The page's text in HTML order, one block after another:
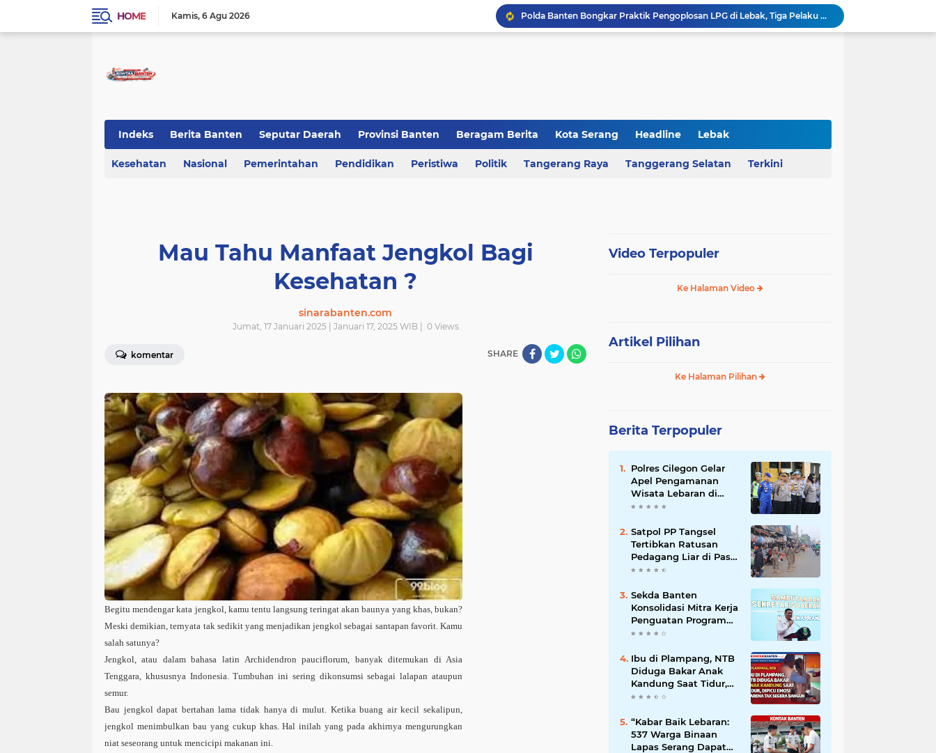
HOME Kamis 6 Agu 2026
Polda Banten Bongkar Praktik Pengoplosan LPG di Lebak, Tiga Pelaku Diciduk
Kejati Banten Geledah Kantor PT ABM, Usut Dugaan Korupsi Program Banten Berkurban 2023
Sekda Serang Dorong Penempatan ASN Berbasis Kinerja Lewat Sistem Manajemen Talenta
Indeks Berita Banten Seputar Daerah Provinsi Banten Beragam Berita Kota Serang Headline Lebak
KOTA TANGERANG Regional Banten Berita Daerah Kriminal
Kesehatan Nasional Pemerintahan Pendidikan Peristiwa Politik Tangerang Raya Tanggerang Selatan Terkini
Mau Tahu Manfaat Jengkol Bagi
Kesehatan ?
sinarabanten.com
Jumat, 17 Januari 2025 | Januari 17, 2025 WIB | 0Views
komentar SHARE
Begitu mendengar kata jengkol, kamu tentu langsung teringat akan baunya yang khas, bukan?
Meski demikian, ternyata tak sedikit yang menjadikan jengkol sebagai santapan favorit. Kamu
salah satunya?
Jengkol, atau dalam bahasa latin Archidendron pauciflorum , banyak ditemukan di Asia
Tenggara, khususnya Indonesia. Tumbuhan ini sering dikonsumsi sebagai lalapan ataupun
semur.
Bau jengkol dapat bertahan lama tidak hanya di mulut. Ketika buang air kecil sekalipun,
jengkol menimbulkan bau yang cukup khas. Hal inilah yang pada akhirnya mengurungkan
niat seseorang untuk mencicipi makanan ini.
Video Terpopuler
Ke Halaman Video
Artikel Pilihan
Ke Halaman Pilihan
Berita Terpopuler
Polres Cilegon Gelar
Apel Pengamanan
Wisata Lebaran di
Anyer-Cinangka
Satpol PP Tangsel
Tertibkan Ratusan
Pedagang Liar di Pasar
Serpong, Ganggu Lalu
Sekda Banten
Konsolidasi Mitra Kerja
Penguatan Program
Prioritas MBG
Ibu di Plampang, NTB
Diduga Bakar Anak
Kandung Saat Tidur,
Dipicu Emosi karena
“Kabar Baik Lebaran:
537 Warga Binaan
Lapas Serang Dapat